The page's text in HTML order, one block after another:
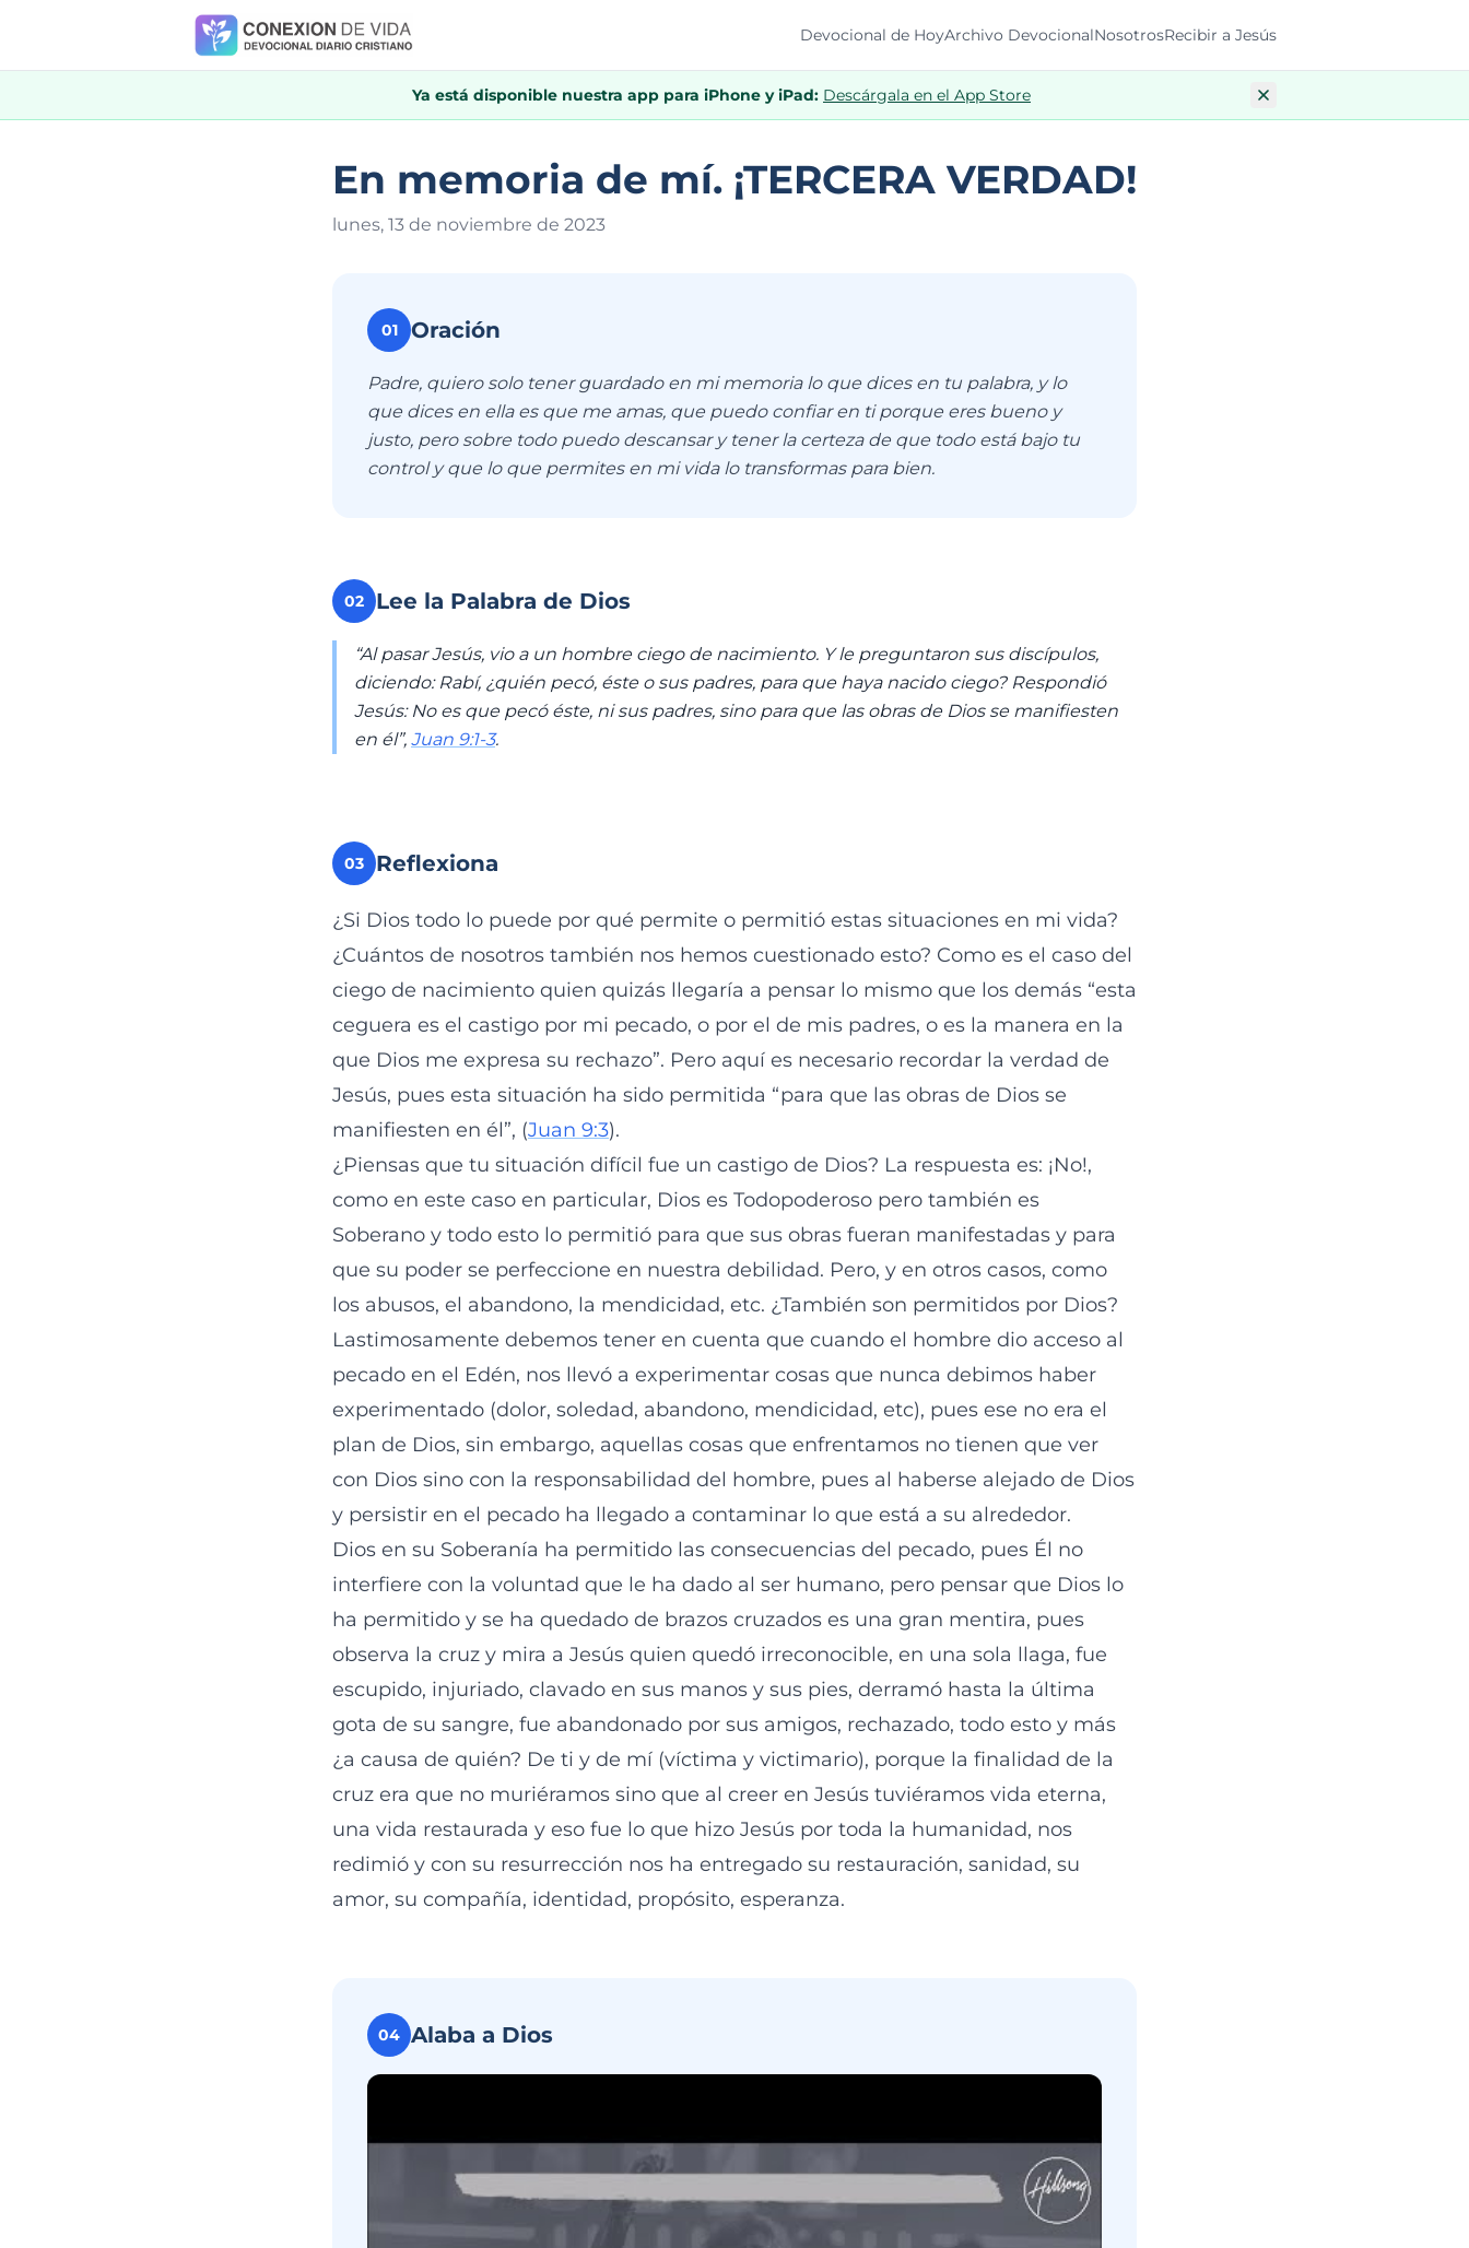
Devocional de HoyArchivo DevocionalNosotrosRecibir a Jesús
Ya está disponible nuestra app para iPhone y iPad: Descárgala en el App Store
En memoria de mí. ¡TERCERA VERDAD!
lunes, 13 de noviembre de 2023
01 Oración
Padre, quiero solo tener guardado en mi memoria lo que dices en tu palabra, y lo
que dices en ella es que me amas, que puedo confiar en ti porque eres bueno y
justo, pero sobre todo puedo descansar y tener la certeza de que todo está bajo tu
control y que lo que permites en mi vida lo transformas para bien.
02 Lee la Palabra de Dios
“Al pasar Jesús, vio a un hombre ciego de nacimiento. Y le preguntaron sus discípulos,
diciendo: Rabí, ¿quién pecó, éste o sus padres, para que haya nacido ciego? Respondió
Jesús: No es que pecó éste, ni sus padres, sino para que las obras de Dios se manifiesten
en él”, Juan 9:1-3.
03 Reflexiona
¿Si Dios todo lo puede por qué permite o permitió estas situaciones en mi vida?
¿Cuántos de nosotros también nos hemos cuestionado esto? Como es el caso del
ciego de nacimiento quien quizás llegaría a pensar lo mismo que los demás “esta
ceguera es el castigo por mi pecado, o por el de mis padres, o es la manera en la
que Dios me expresa su rechazo”. Pero aquí es necesario recordar la verdad de
Jesús, pues esta situación ha sido permitida “para que las obras de Dios se
manifiesten en él”, (Juan 9:3).
¿Piensas que tu situación difícil fue un castigo de Dios? La respuesta es: ¡No!,
como en este caso en particular, Dios es Todopoderoso pero también es
Soberano y todo esto lo permitió para que sus obras fueran manifestadas y para
que su poder se perfeccione en nuestra debilidad. Pero, y en otros casos, como
los abusos, el abandono, la mendicidad, etc. ¿También son permitidos por Dios?
Lastimosamente debemos tener en cuenta que cuando el hombre dio acceso al
pecado en el Edén, nos llevó a experimentar cosas que nunca debimos haber
experimentado (dolor, soledad, abandono, mendicidad, etc), pues ese no era el
plan de Dios, sin embargo, aquellas cosas que enfrentamos no tienen que ver
con Dios sino con la responsabilidad del hombre, pues al haberse alejado de Dios
y persistir en el pecado ha llegado a contaminar lo que está a su alrededor.
Dios en su Soberanía ha permitido las consecuencias del pecado, pues Él no
interfiere con la voluntad que le ha dado al ser humano, pero pensar que Dios lo
ha permitido y se ha quedado de brazos cruzados es una gran mentira, pues
observa la cruz y mira a Jesús quien quedó irreconocible, en una sola llaga, fue
escupido, injuriado, clavado en sus manos y sus pies, derramó hasta la última
gota de su sangre, fue abandonado por sus amigos, rechazado, todo esto y más
¿a causa de quién? De ti y de mí (víctima y victimario), porque la finalidad de la
cruz era que no muriéramos sino que al creer en Jesús tuviéramos vida eterna,
una vida restaurada y eso fue lo que hizo Jesús por toda la humanidad, nos
redimió y con su resurrección nos ha entregado su restauración, sanidad, su
amor, su compañía, identidad, propósito, esperanza.
04 Alaba a Dios